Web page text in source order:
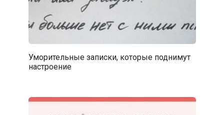
Уморительные записки, которые поднимут
настроение